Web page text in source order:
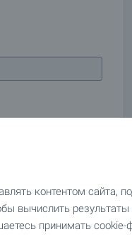
контентом сайта,
вычислить
принимать cookie-